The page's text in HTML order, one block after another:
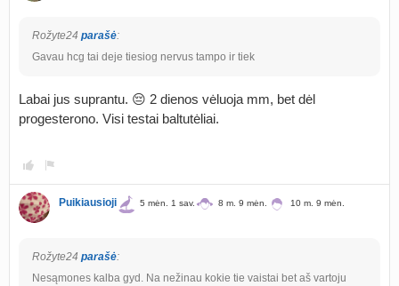
Rožyte24 parašė:
Gavau hcg tai deje tiesiog nervus tampo ir tiek
Labai jus suprantu. 😔 2 dienos vėluoja mm, bet dėl
progesterono. Visi testai baltutėliai.
Puikiausioji 5 mėn. 1 sav. 8 m. 9 mėn. 10 m. 9 mėn.
Rožyte24 parašė:
Nesąmones kalba gyd. Na nežinau kokie tie vaistai bet aš vartoju